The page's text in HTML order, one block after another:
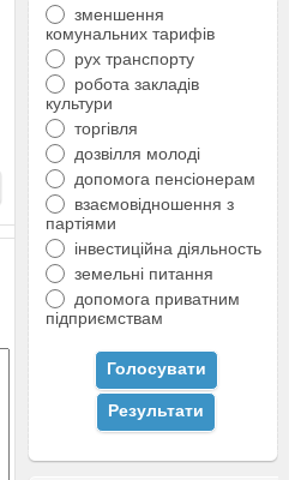
зменшення
комунальних тарифів
рух транспорту
робота закладів
культури
торгівля
дозвілля молоді
допомога пенсіонерам
взаємовідношення з
партіями
інвестиційна діяльность
земельні питання
допомога приватним
підприємствам